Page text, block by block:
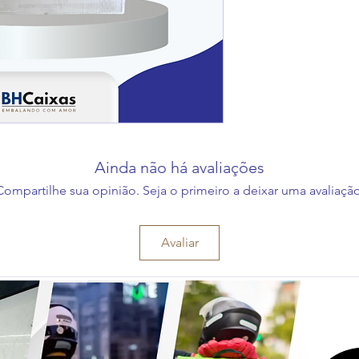
Ainda não há avaliações
sua opinião. Seja o primeiro a deixar uma
Avaliar